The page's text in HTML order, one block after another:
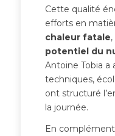
Cette qualité
efforts en
chaleur fatale
potentiel du
Antoine Tobia a
techniques,
ont structuré
la journée.
En